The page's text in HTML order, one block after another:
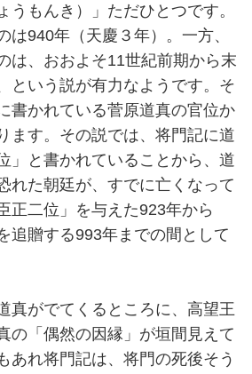
うもんき）」ただひとつです。
は940年（天慶３年）。一方、
は、おおよそ11世紀前期から末
という説が有力なようです。そ
書かれている菅原道真の官位か
ます。その説では、将門記に道
」と書かれていることから、道
れた朝廷が、すでに亡くなって
正二位」を与えた923年から
追贈する993年までの間として
真がでてくるところに、高望王
の「偶然の因縁」が垣間見えて
あれ将門記は、将門の死後そう